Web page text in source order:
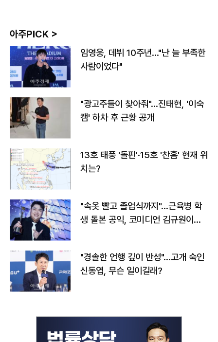
아주PICK >
임영웅, 데뷔 10주년…"난 늘 부족한
사람이었다"
"광고주들이 찾아줘"…진태현, '이숙
캠' 하차 후 근황 공개
13호 태풍 '돌핀'·15호 '찬홈' 현재 위
치는?
"속옷 빨고 졸업식까지"…근육병 학
생 돌본 공익, 코미디언 김규원이었
"경솔한 언행 깊이 반성"…고개 숙인
신동엽, 무슨 일이길래?